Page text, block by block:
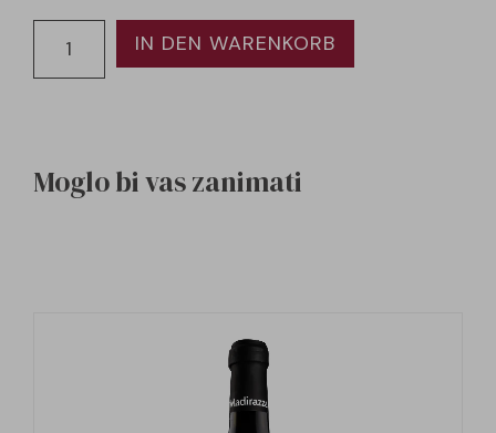
IN DEN WARENKORB
Moglo bi vas zanimati